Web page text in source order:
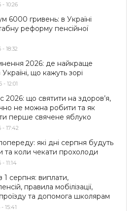
10:26
6000 гривень: в Україні
реформу пенсійної
18:32
2026: де найкраще
Україні, що кажуть зорі
12:01
2026: що святити на здоров’я,
не можна робити та як
перше свячене яблуко
17:42
які дні серпня будуть
та коли чекати прохолоди
11:14
1 серпня: виплати,
правила мобілізації,
та допомога школярам
15:41